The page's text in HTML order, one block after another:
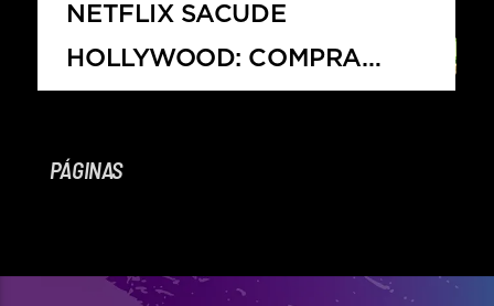
NETFLIX SACUDE
HOLLYWOOD: COMPRA
PÁGINAS